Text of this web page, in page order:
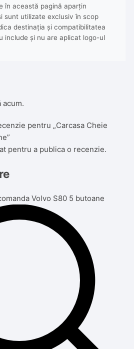
în această pagină aparțin
sunt utilizate exclusiv în scop
destinația și compatibilitatea
include și nu are aplicat logo-ul
acum.
pentru „Carcasa Cheie
pentru a publica o recenzie.